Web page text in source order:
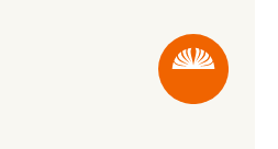
СТРОИТЕЛЬСТВО